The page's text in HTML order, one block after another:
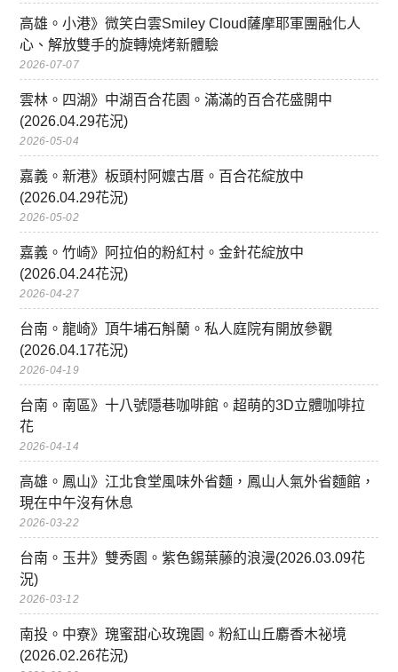
高雄。小港》微笑白雲Smiley Cloud薩摩耶軍團融化人
心、解放雙手的旋轉燒烤新體驗
2026-07-07
雲林。四湖》中湖百合花園。滿滿的百合花盛開中
(2026.04.29花況)
2026-05-04
嘉義。新港》板頭村阿嬤古厝。百合花綻放中
(2026.04.29花況)
2026-05-02
嘉義。竹崎》阿拉伯的粉紅村。金針花綻放中
(2026.04.24花況)
2026-04-27
台南。龍崎》頂牛埔石斛蘭。私人庭院有開放參觀
(2026.04.17花況)
2026-04-19
台南。南區》十八號隱巷咖啡館。超萌的3D立體咖啡拉
花
2026-04-14
高雄。鳳山》江北食堂風味外省麵，鳳山人氣外省麵館，
現在中午沒有休息
2026-03-22
台南。玉井》雙秀園。紫色錫葉藤的浪漫(2026.03.09花
況)
2026-03-12
南投。中寮》瑰蜜甜心玫瑰園。粉紅山丘麝香木祕境
(2026.02.26花況)